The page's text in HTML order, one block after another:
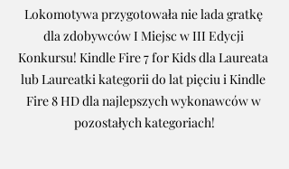
Lokomotywa przygotowała nie lada gratkę
dla zdobywców I Miejsc w III Edycji
Konkursu! Kindle Fire 7 for Kids dla Laureata
lub Laureatki kategorii do lat pięciu i Kindle
Fire 8 HD dla najlepszych wykonawców w
pozostałych kategoriach!